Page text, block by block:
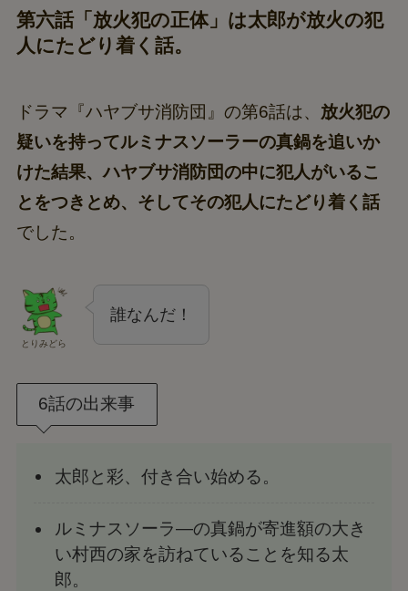
第六話「放火犯の正体」は太郎が放火の犯
人にたどり着く話。
ドラマ『ハヤブサ消防団』の第6話は、 放火犯の
疑いを持ってルミナスソーラーの真鍋を追いか
けた結果、ハヤブサ消防団の中に犯人がいるこ
とをつきとめ、そしてその犯人にたどり着く話
でした。
とりみどら
誰なんだ！
6話の出来事
太郎と彩、付き合い始める。
ルミナスソーラ―の真鍋が寄進額の大き
い村西の家を訪ねていることを知る太
郎。